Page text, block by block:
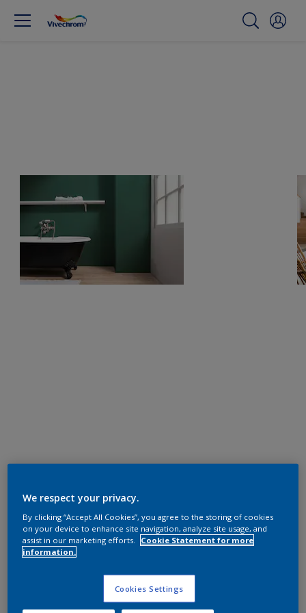
We respect your privacy.
By clicking “Accept All Cookies”, you agree to the storing of cookies
on your device to enhance site navigation, analyze site usage, and
assist in our marketing efforts.
Cookie Statement for more
information.
Cookies Settings